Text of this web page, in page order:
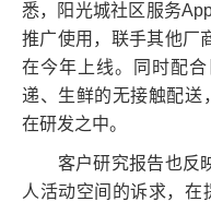
悉，阳光城社区服务
推广使用，联手其他厂
在今年上线。同时配
递、生鲜的无接触配送
在研发之中。
客户研究报告也反映
人活动空间的诉求，在